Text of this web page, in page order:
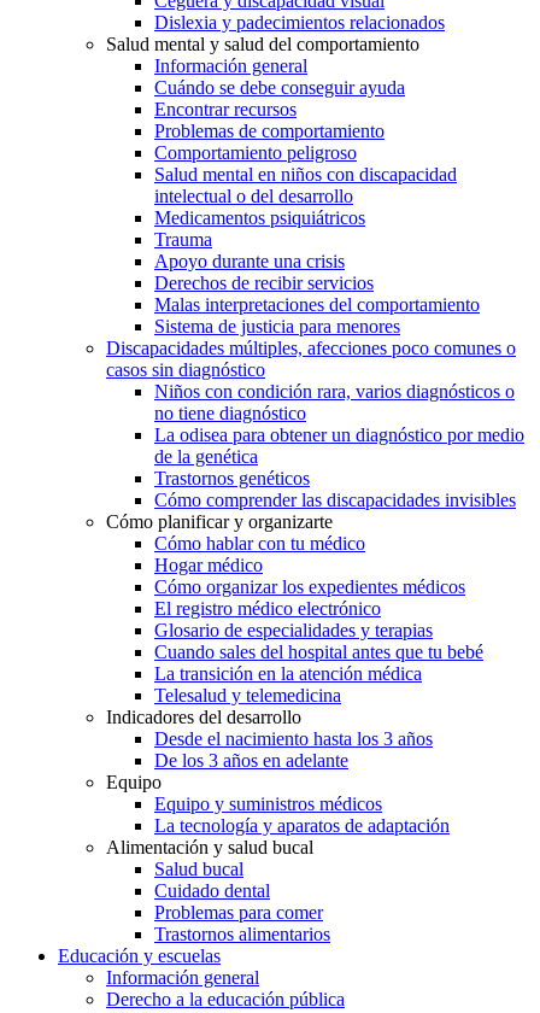
Dislexia y padecimientos relacionados
Salud mental y salud del comportamiento
Información general
Cuándo se debe conseguir ayuda
Encontrar recursos
Problemas de comportamiento
Comportamiento peligroso
Salud mental en niños con discapacidad
intelectual o del desarrollo
Medicamentos psiquiátricos
Trauma
Apoyo durante una crisis
Derechos de recibir servicios
Malas interpretaciones del comportamiento
Sistema de justicia para menores
Discapacidades múltiples, afecciones poco comunes o
casos sin diagnóstico
Niños con condición rara, varios diagnósticos o
no tiene diagnóstico
La odisea para obtener un diagnóstico por medio
de la genética
Trastornos genéticos
Cómo comprender las discapacidades invisibles
Cómo planificar y organizarte
Cómo hablar con tu médico
Hogar médico
Cómo organizar los expedientes médicos
El registro médico electrónico
Glosario de especialidades y terapias
Cuando sales del hospital antes que tu bebé
La transición en la atención médica
Telesalud y telemedicina
Indicadores del desarrollo
Desde el nacimiento hasta los 3 años
De los 3 años en adelante
Equipo
Equipo y suministros médicos
La tecnología y aparatos de adaptación
Alimentación y salud bucal
Salud bucal
Cuidado dental
Problemas para comer
Trastornos alimentarios
Educación y escuelas
Información general
Derecho a la educación pública